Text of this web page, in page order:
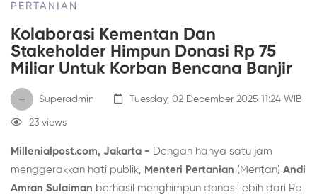
PERTANIAN
Kolaborasi Kementan Dan
Stakeholder Himpun Donasi Rp 75
Miliar Untuk Korban Bencana Banjir
Superadmin Tuesday, 02 December 2025 11:24 WIB
23 views
Millenialpost.com, Jakarta - Dengan hanya satu jam
menggerakkan hati publik, Menteri Pertanian (Mentan) Andi
Amran Sulaiman berhasil menghimpun donasi lebih dari Rp